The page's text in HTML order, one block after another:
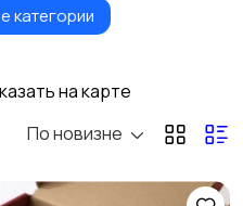
Подарки и упаковка
категории
на карте
По новизне